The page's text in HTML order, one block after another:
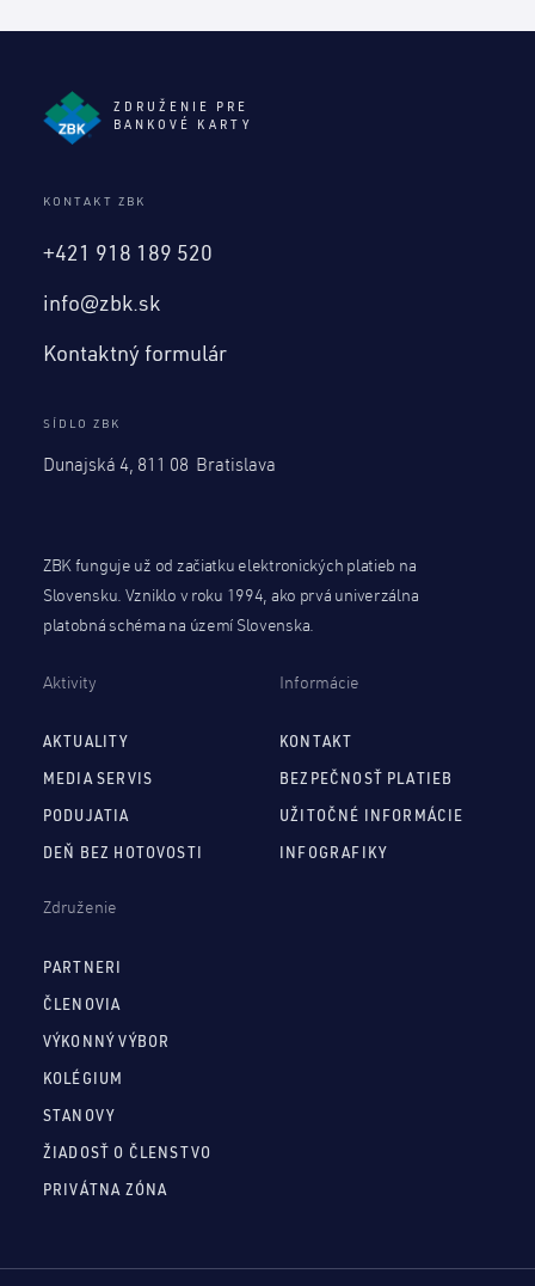
ZDRUŽENIE PRE
BANKOVÉ KARTY
KONTAKT ZBK
+421 918 189 520
info@zbk.sk
Kontaktný formulár
SÍDLO ZBK
Dunajská 4, 811 08 Bratislava
ZBK funguje už od začiatku elektronických platieb na
Slovensku. Vzniklo v roku 1994, ako prvá univerzálna
platobná schéma na území Slovenska.
Aktivity
AKTUALITY
MEDIA SERVIS
PODUJATIA
DEŇ BEZ HOTOVOSTI
Informácie
KONTAKT
BEZPEČNOSŤ PLATIEB
UŽITOČNÉ INFORMÁCIE
INFOGRAFIKY
Združenie
PARTNERI
ČLENOVIA
VÝKONNÝ VÝBOR
KOLÉGIUM
STANOVY
ŽIADOSŤ O ČLENSTVO
PRIVÁTNA ZÓNA